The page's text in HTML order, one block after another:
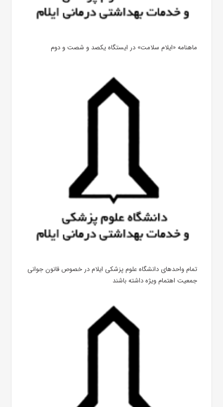
ماهنامه «ایلام سلامت» در ایستگاه یکصد و شصت و دوم
تمام واحدهای دانشگاه علوم پزشکی ایلام در خصوص قانون جوانی
جمعیت اهتمام ویژه داشته باشند